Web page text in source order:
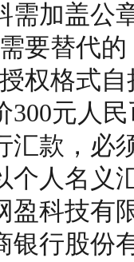
需加盖公
要替代
权格式自
300元人
汇款，必
个人名义
盈科技有
银行股份